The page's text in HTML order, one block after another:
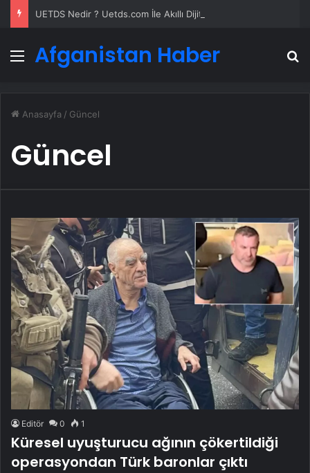
Menü
Afganistan Haber
Anasayfa / Güncel
Güncel
Editör 0 1
Küresel uyuşturucu ağının çökertildiği
operasyondan Türk baronlar çıktı